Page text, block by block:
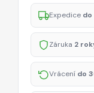
Expedice do
Záruka 2
Vrácení do